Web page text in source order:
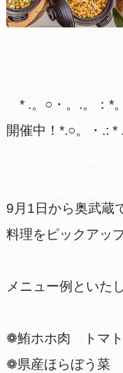
* .。○・。.。：*
開催中！*.○。・.: *
9月1日から奥武蔵
料理をピックアッ
メニュー例といた
❁鮪ホホ肉 トマト
❁県産ほらぼう菜